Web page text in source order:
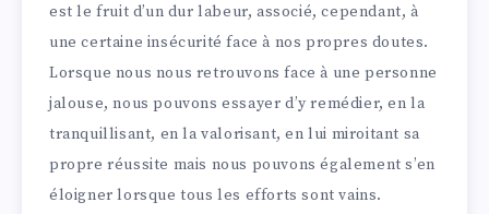
est le fruit d’un dur labeur, associé, cependant, à
une certaine insécurité face à nos propres doutes.
Lorsque nous nous retrouvons face à une personne
jalouse, nous pouvons essayer d’y remédier, en la
tranquillisant, en la valorisant, en lui miroitant sa
propre réussite mais nous pouvons également s’en
éloigner lorsque tous les efforts sont vains.